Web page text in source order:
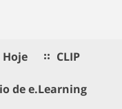
Hoje CLIP
de e.Learning